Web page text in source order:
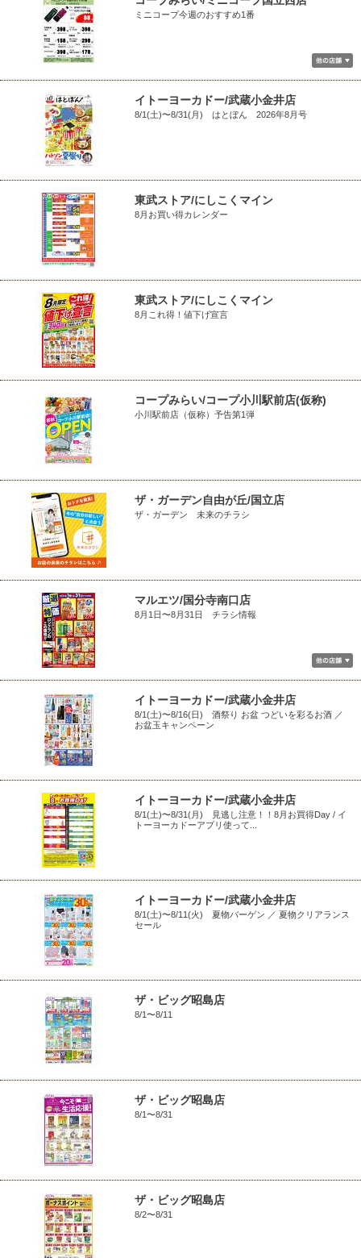
ミニコープ今週のおすすめ1番
イトーヨーカドー/武蔵小金井店
8/1(土)〜8/31(月) はとぼん 2026年8月号
東武ストア/にしこくマイン
8月お買い得カレンダー
東武ストア/にしこくマイン
8月これ得！値下げ宣言
コープみらい/コープ小川駅前店(仮称)
小川駅前店（仮称）予告第1弾
ザ・ガーデン自由が丘/国立店
ザ・ガーデン 未来のチラシ
マルエツ/国分寺南口店
8月1日〜8月31日 チラシ情報
イトーヨーカドー/武蔵小金井店
8/1(土)〜8/16(日) 酒祭り お盆 つどいを彩るお酒 ／
お盆玉キャンペーン
イトーヨーカドー/武蔵小金井店
8/1(土)〜8/31(月) 見逃し注意！！8月お買得Day / イ
トーヨーカドーアプリ使って...
イトーヨーカドー/武蔵小金井店
8/1(土)〜8/11(火) 夏物バーゲン ／ 夏物クリアランス
セール
ザ・ビッグ昭島店
8/1〜8/11
ザ・ビッグ昭島店
8/1〜8/31
ザ・ビッグ昭島店
8/2〜8/31